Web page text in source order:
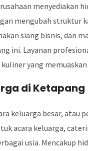
menyediakan
mengubah struktur
siang bisnis, dan
ini. Layanan
yang
di Ketapang
keluarga besar, atau
acara keluarga,
usia. Mencakup